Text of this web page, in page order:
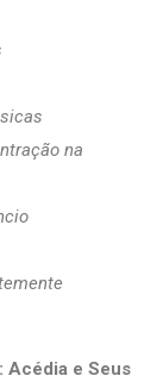
na
Acédia e Seus